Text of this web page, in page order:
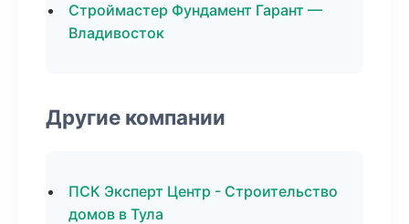
Строймастер Фундамент Гарант —
Владивосток
Другие компании
ПСК Эксперт Центр - Строительство
домов в Тула